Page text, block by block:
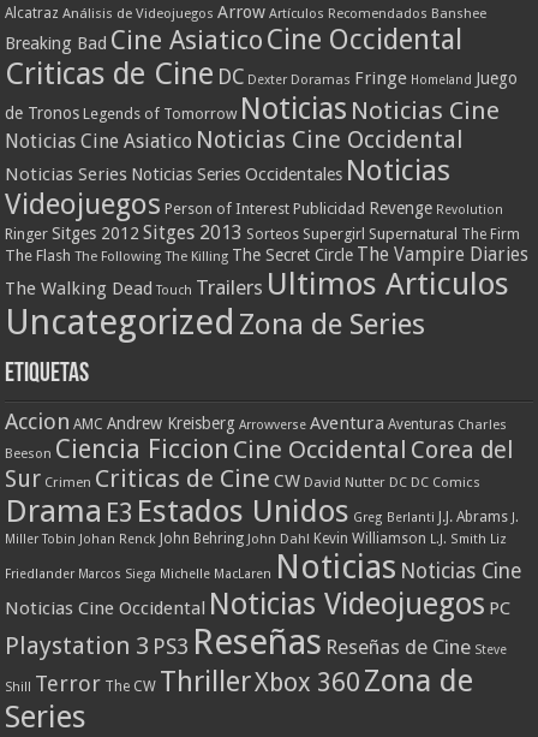
Alcatraz Análisis de Videojuegos Arrow Artículos Recomendados Banshee
Breaking Bad Cine AsiaticoCine Occidental
Criticas de Cine DC Dexter Doramas Fringe Homeland Juego
de Tronos Legends of Tomorrow Noticias Noticias Cine
Noticias Cine Asiatico Noticias Cine Occidental
Noticias Series Noticias Series Occidentales Noticias
Videojuegos Person of Interest Publicidad Revenge Revolution
Ringer Sitges 2012 Sitges 2013 Sorteos Supergirl Supernatural The Firm
The Flash The Following The Killing The Secret Circle The Vampire Diaries
The Walking Dead Touch Trailers Ultimos Articulos
Uncategorized Zona de Series
Etiquetas
Accion AMC Andrew Kreisberg Arrowverse Aventura Aventuras Charles
Beeson Ciencia Ficcion Cine Occidental Corea del
Sur Crimen Criticas de Cine CW David Nutter DC DC Comics
Drama E3 Estados Unidos Greg Berlanti J.J. Abrams J.
Miller Tobin
Johan Renck John Behring John Dahl Kevin Williamson L.J. Smith Liz
Friedlander Marcos Siega Michelle MacLaren Noticias Noticias Cine
Noticias Cine Occidental Noticias Videojuegos PC
Playstation 3 PS3 Reseñas Reseñas de Cine Steve
Shill Terror The CW ThrillerXbox 360 Zona de
Series